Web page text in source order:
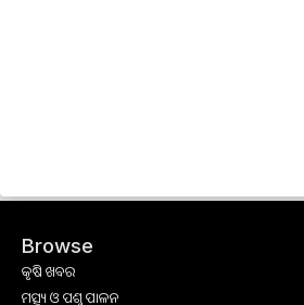
Browse
କୃଷି ଖବର
ମତ୍ସ୍ୟ ଓ ପଶୁ ପାଳନ